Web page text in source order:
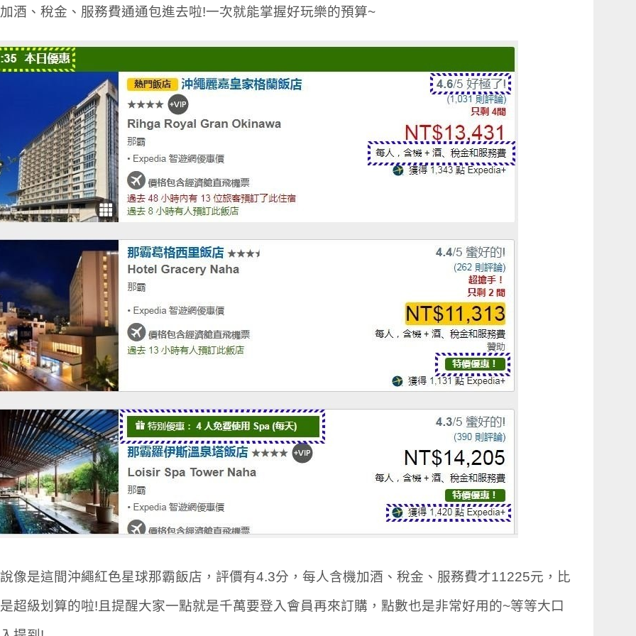
酒、稅金、服務費通通包進去啦!一次就能掌握好玩樂的預算~
像是這間沖繩紅色星球那霸飯店，評價有4.3分，每人含機加酒、稅金、服務費才11225元，比
超級划算的啦!且提醒大家一點就是千萬要登入會員再來訂購，點數也是非常好用的~等等大口